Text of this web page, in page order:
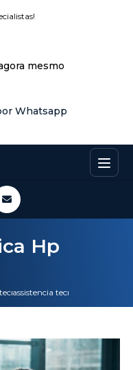
mesmo
Whatsapp
pc
assistencia tecnica hp
Hp